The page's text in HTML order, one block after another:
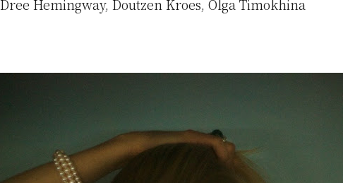
Dree Hemingway, Doutzen Kroes, Olga Timokhina